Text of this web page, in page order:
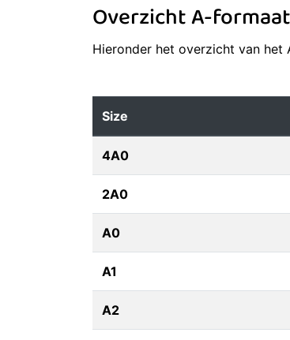
Overzicht A-
Hieronder het overzicht van het
Size
4A0
2A0
A0
A1
A2